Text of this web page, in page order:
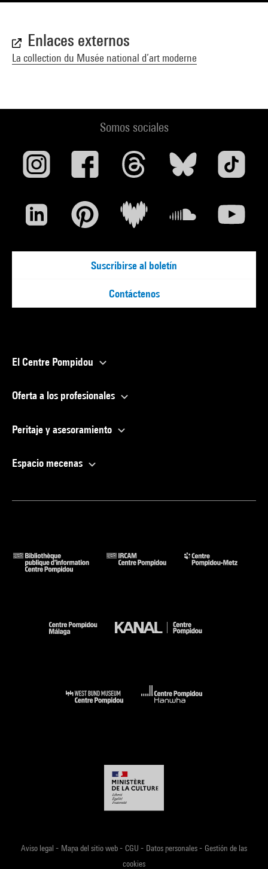
Enlaces externos
La collection du Musée national d’art moderne
Somos sociales
Suscribirse al boletín
Contáctenos
El Centre Pompidou
Oferta a los profesionales
Peritaje y asesoramiento
Espacio mecenas
Aviso legal - Mapa del sitio web- CGU - Datos personales- Gestión de las
cookies